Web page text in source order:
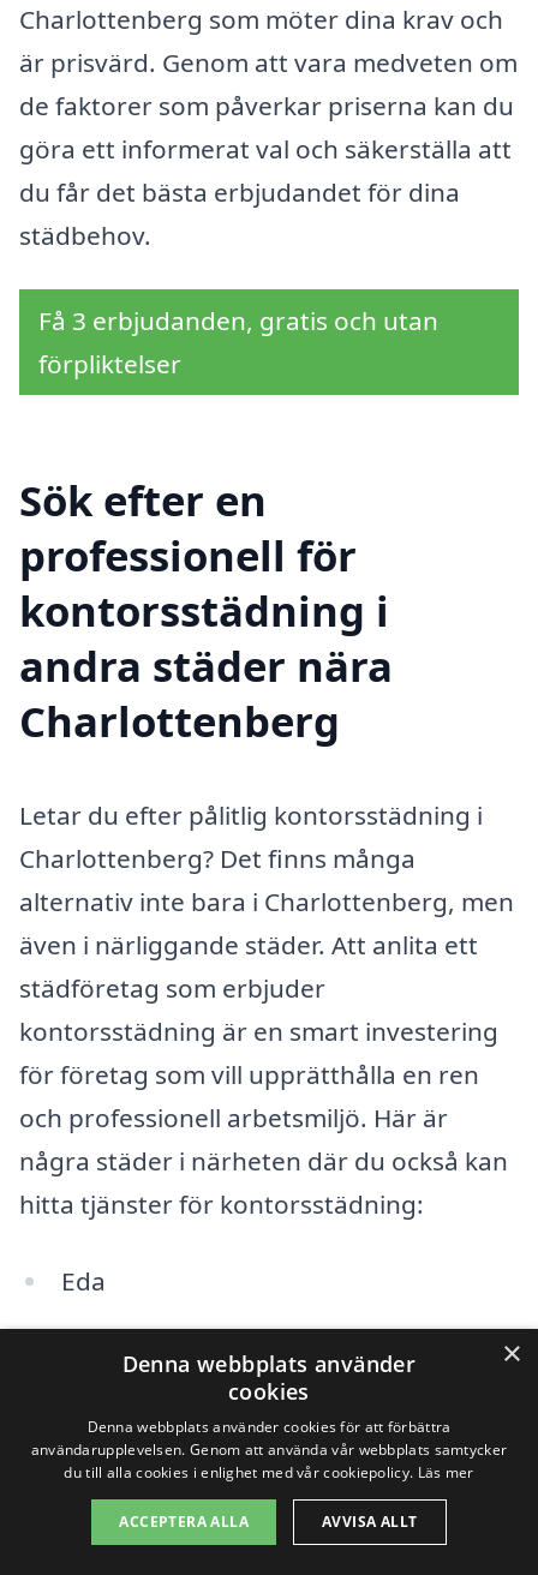
Charlottenberg som möter dina krav och
är prisvärd. Genom att vara medveten om
de faktorer som påverkar priserna kan du
göra ett informerat val och säkerställa att
du får det bästa erbjudandet för dina
städbehov.
Få 3 erbjudanden, gratis och utan
förpliktelser
Sök efter en
professionell för
kontorsstädning i
andra städer nära
Charlottenberg
Letar du efter pålitlig kontorsstädning i
Charlottenberg? Det finns många
alternativ inte bara i Charlottenberg, men
även i närliggande städer. Att anlita ett
städföretag som erbjuder
kontorsstädning är en smart investering
för företag som vill upprätthålla en ren
och professionell arbetsmiljö. Här är
några städer i närheten där du också kan
hitta tjänster för kontorsstädning:
Eda
Arvika
Grums
Hagfors
×
Denna webbplats använder
cookies
Denna webbplats använder cookies för att förbättra
användarupplevelsen. Genom att använda vår webbplats samtycker
du till alla cookies i enlighet med vår cookiepolicy. Läs mer
ACCEPTERA ALLA AVVISA ALLT